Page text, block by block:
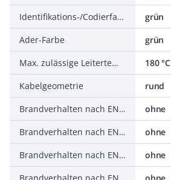
Identifikations-/Codierfarbe Ader
grün
Ader-Farbe
grün
Max. zulässige Leitertemperatur
180 °C
Kabelgeometrie
rund
Brandverhalten nach EN 13501-6: Klasse
ohne
Brandverhalten nach EN 13501-6: Rauchentwicklung
ohne
Brandverhalten nach EN 13501-6: Abtropfverhalten
ohne